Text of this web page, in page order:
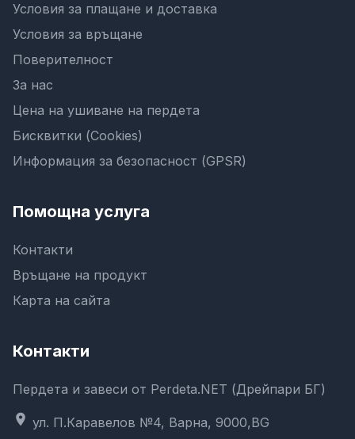
Условия за плащане и доставка
Условия за връщане
Поверителност
За нас
Цена на ушиване на пердета
Бисквитки (Cookies)
Информация за безопасност (GPSR)
Помощна услуга
Контакти
Връщане на продукт
Карта на сайта
Контакти
Пердета и завеси от Perdeta.NET (Дрейпари БГ)
location_on ул. П.Каравелов №4, Варна, 9000,BG